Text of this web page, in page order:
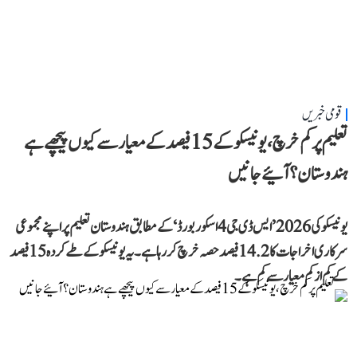
قومی خبریں
تعلیم پر کم خرچ، یونیسکو کے 15 فیصد کے معیار سے کیوں پیچھے ہے
ہندوستان؟ آئیے جانیں
یونیسکو کی 2026 ’ایس ڈی جی 4 اسکور بورڈ‘ کے مطابق ہندوستان تعلیم پر اپنے مجموعی
سرکاری اخراجات کا 14.2 فیصد حصہ خرچ کر رہا ہے۔ یہ یونیسکو کے طے کردہ 15 فیصد
کے کم از کم معیار سے کم ہے۔